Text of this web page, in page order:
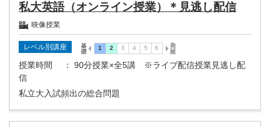
私大英語（オンライン授業）＊見逃し配信
映像授業
レベル別講座
授業時間
： 90分授業×全5講 ※ライブ配信授業見逃し配
信
私立大入試頻出の総合問題